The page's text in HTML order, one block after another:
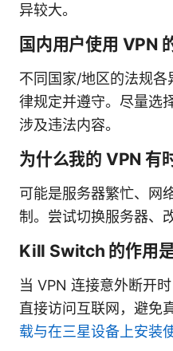
异较大。
国内用户使用 VPN
不同国家/地区的法规
律规定并遵守。尽量选
涉及违法内容。
为什么我的 VPN 有
可能是服务器繁忙、网
制。尝试切换服务器、
Kill Switch 的作用是
当 VPN 连接意外断开
直接访问互联网，避免
载与在三星设备上安装